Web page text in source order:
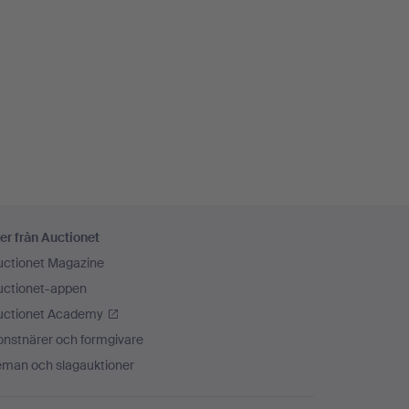
från Auctionet
Magazine
appen
Academy
och formgivare
och slagauktioner